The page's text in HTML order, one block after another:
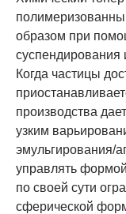
образом при
суспендирования
Когда частицы
производства
узким
эмульгирования/
управлять
по своей сути
сферической